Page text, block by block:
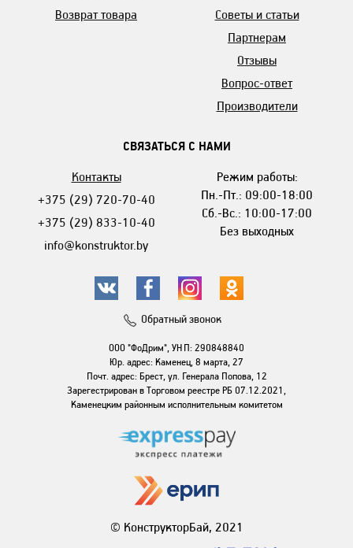
Возврат товара
Советы и статьи
Партнерам
Отзывы
Вопрос-ответ
Производители
СВЯЗАТЬСЯ С НАМИ
Контакты
+375 (29) 720-70-40
+375 (29) 833-10-40
info@konstruktor.by
Режим работы:
Пн.-Пт.: 09:00-18:00
Сб.-Вс.: 10:00-17:00
Без выходных
Обратный звонок
ООО "ФоДрим", УНП: 290848840
Юр. адрес: Каменец, 8 марта, 27
Почт. адрес: Брест, ул. Генерала Попова, 12
Зарегестрирован в Торговом реестре РБ 07.12.2021,
Каменецким районным исполнительным комитетом
© КонструкторБай, 2021